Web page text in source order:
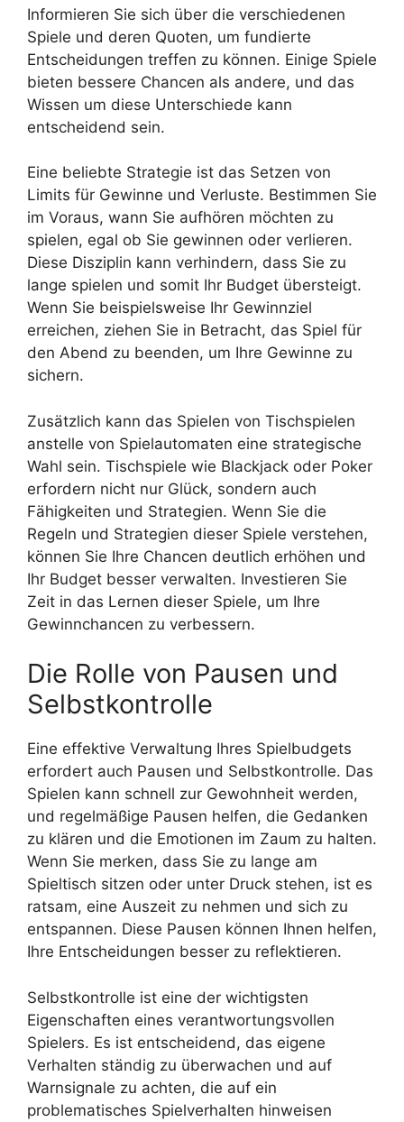
Informieren Sie sich über die verschiedenen
Spiele und deren Quoten, um fundierte
Entscheidungen treffen zu können. Einige Spiele
bieten bessere Chancen als andere, und das
Wissen um diese Unterschiede kann
entscheidend sein.
Eine beliebte Strategie ist das Setzen von
Limits für Gewinne und Verluste. Bestimmen Sie
im Voraus, wann Sie aufhören möchten zu
spielen, egal ob Sie gewinnen oder verlieren.
Diese Disziplin kann verhindern, dass Sie zu
lange spielen und somit Ihr Budget übersteigt.
Wenn Sie beispielsweise Ihr Gewinnziel
erreichen, ziehen Sie in Betracht, das Spiel für
den Abend zu beenden, um Ihre Gewinne zu
sichern.
Zusätzlich kann das Spielen von Tischspielen
anstelle von Spielautomaten eine strategische
Wahl sein. Tischspiele wie Blackjack oder Poker
erfordern nicht nur Glück, sondern auch
Fähigkeiten und Strategien. Wenn Sie die
Regeln und Strategien dieser Spiele verstehen,
können Sie Ihre Chancen deutlich erhöhen und
Ihr Budget besser verwalten. Investieren Sie
Zeit in das Lernen dieser Spiele, um Ihre
Gewinnchancen zu verbessern.
Die Rolle von Pausen und
Selbstkontrolle
Eine effektive Verwaltung Ihres Spielbudgets
erfordert auch Pausen und Selbstkontrolle. Das
Spielen kann schnell zur Gewohnheit werden,
und regelmäßige Pausen helfen, die Gedanken
zu klären und die Emotionen im Zaum zu halten.
Wenn Sie merken, dass Sie zu lange am
Spieltisch sitzen oder unter Druck stehen, ist es
ratsam, eine Auszeit zu nehmen und sich zu
entspannen. Diese Pausen können Ihnen helfen,
Ihre Entscheidungen besser zu reflektieren.
Selbstkontrolle ist eine der wichtigsten
Eigenschaften eines verantwortungsvollen
Spielers. Es ist entscheidend, das eigene
Verhalten ständig zu überwachen und auf
Warnsignale zu achten, die auf ein
problematisches Spielverhalten hinweisen